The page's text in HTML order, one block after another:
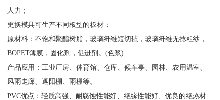
人力；
更换模具可生产不同板型的板材；
原材料：不饱和聚酯树脂，玻璃纤维短切毡，玻璃纤维无捻粗纱，
BOPET薄膜，固化剂，促进剂。(色浆)
产品应用：工业厂房、体育馆、仓库、候车亭、园林、农用温室、
风雨走廊、遮阳棚、雨棚等。
PVC优点：轻质高强、耐腐蚀性能好、绝缘性能好、优良的绝热材